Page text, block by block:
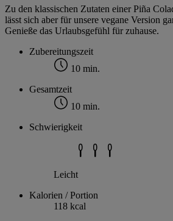
Zu den klassischen Zutaten einer Piña
lässt sich aber für unsere vegane Version
Genieße das Urlaubsgefühl für zuhause.
Zubereitungszeit
10 min.
Gesamtzeit
10 min.
Schwierigkeit
Leicht
Kalorien / Portion
118 kcal